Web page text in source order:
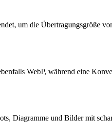
um die Übertragungsgröße
WebP, während eine
Diagramme und Bilder mit